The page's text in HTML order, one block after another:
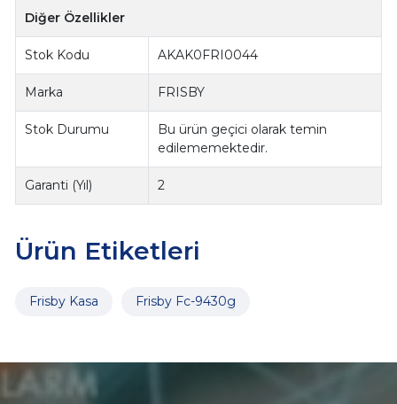
Diğer Özellikler
Stok Kodu AKAK0FRI0044
Marka FRISBY
Stok Durumu
Bu ürün geçici olarak temin
edilememektedir.
Garanti (Yıl) 2
Ürün Etiketleri
Frisby Kasa Frisby Fc-9430g